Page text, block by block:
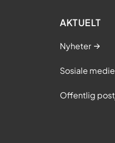
AKTUELT
Nyheter
Sosiale
Offentlig